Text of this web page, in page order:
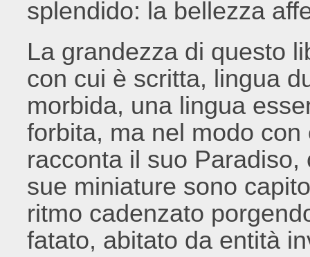
splendido: la bellezza
La grandezza di questo
con cui è scritta, lingua
morbida, una lingua
forbita, ma nel modo
racconta il suo
sue miniature sono
ritmo cadenzato
fatato, abitato da entità